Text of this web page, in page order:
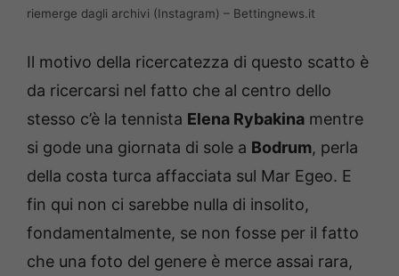
riemerge dagli archivi (Instagram) – Bettingnews.it
Il motivo della ricercatezza di questo scatto è
da ricercarsi nel fatto che al centro dello
stesso c’è la tennista Elena Rybakina mentre
si gode una giornata di sole a Bodrum, perla
della costa turca affacciata sul Mar Egeo. E
fin qui non ci sarebbe nulla di insolito,
fondamentalmente, se non fosse per il fatto
che una foto del genere è merce assai rara,